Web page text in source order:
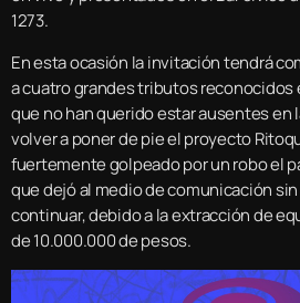
1273.
En esta ocasión la invitación tendrá
a cuatro grandes tributos reconocidos
que no han querido estar ausentes en
volver a poner de pie el proyecto
fuertemente golpeado por un robo el
que dejó al medio de comunicación
continuar, debido a la extracción de
de 10.000.000 de pesos.